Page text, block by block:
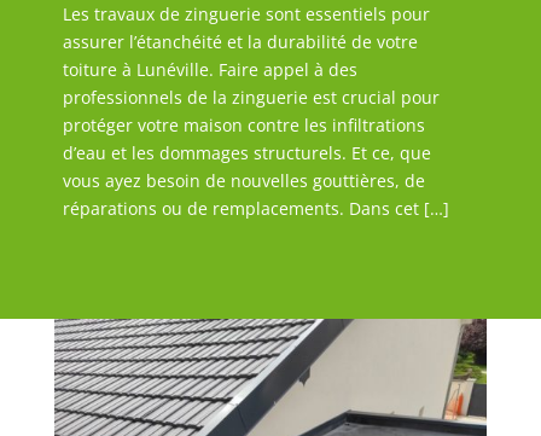
Les travaux de zinguerie sont essentiels pour
assurer l’étanchéité et la durabilité de votre
toiture à Lunéville. Faire appel à des
professionnels de la zinguerie est crucial pour
protéger votre maison contre les infiltrations
d’eau et les dommages structurels. Et ce, que
vous ayez besoin de nouvelles gouttières, de
réparations ou de remplacements. Dans cet […]